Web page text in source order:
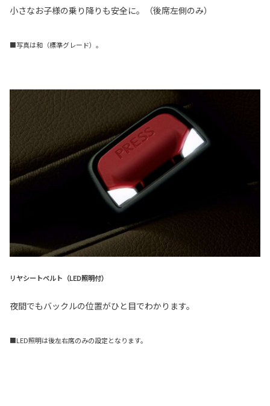
小さなお子様の乗り降りも安全に。（後席左側のみ）
■写真は和（標準グレード）。
リヤシートベルト（LED照明付）
夜間でもバックルの位置がひと目でわかります。
■LED照明は後左右席のみの設定となります。